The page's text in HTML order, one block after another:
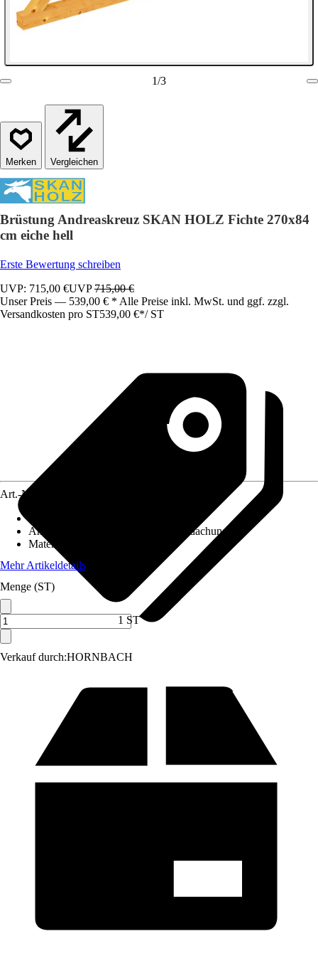
1/3
Vergleichen
Brüstung Andreaskreuz SKAN HOLZ Fichte 270x84
cm eiche hell
Erste Bewertung schreiben
UVP: 715,00 €UVP715,00 €
Unser Preis — 539,00 € * Alle Preise inkl. MwSt. und ggf. zzgl.
Versandkosten pro ST539,00 €*/ ST
Verkauf durch:HORNBACH
Art.-Nr.
Anwendungsbereich
Terrassenüberdachung
Material
Mehr Artikeldetails
Menge (ST)
1 ST